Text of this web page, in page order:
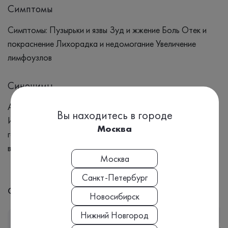
Симптомы
Симптомы: Пузырьки и язвы Зуд и жжение Боль Отек и
покраснение Лихорадка и недомогание Увеличение
лимфоузлов
Синонимы
Антитела к вирусу простого герпеса1 типа,
Иммуноглобулины M к вирусу герпеса, Вирус простого
герпеса 1 типа, Herpes simplex virus I, ДНК-содержащий
вирус, Болезненные пузырьки, Лабиальный герпес
С этим анализом часто назначают:
Вы находитесь в городе
Москва
Москва
Санкт-Петербург
Новосибирск
Нижний Новгород